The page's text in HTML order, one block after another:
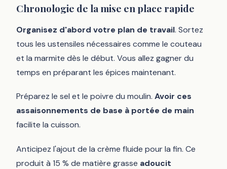
Chronologie de la mise en place rapide
Organisez d'abord votre plan de travail. Sortez
tous les ustensiles nécessaires comme le couteau
et la marmite dès le début. Vous allez gagner du
temps en préparant les épices maintenant.
Préparez le sel et le poivre du moulin. Avoir ces
assaisonnements de base à portée de main
facilite la cuisson.
Anticipez l'ajout de la crème fluide pour la fin. Ce
produit à 15 % de matière grasse adoucit